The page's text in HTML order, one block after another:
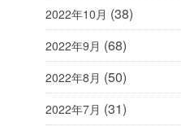
2022年10月 (38)
2022年9月 (68)
2022年8月 (50)
2022年7月 (31)